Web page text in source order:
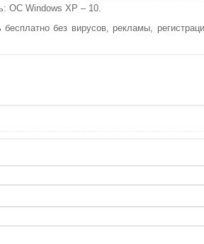
ОС Windows XP – 10.
без вирусов, рекламы,